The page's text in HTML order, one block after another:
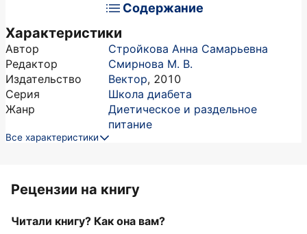
Содержание
Характеристики
Автор
Стройкова Анна Самарьевна
Редактор
Смирнова М. В.
Издательство
Вектор, 2010
Серия
Школа диабета
Жанр
Диетическое и раздельное
питание
Все характеристики
Рецензии на книгу
Читали книгу? Как она вам?